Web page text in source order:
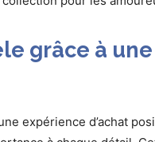
grâce à
expérience d’achat